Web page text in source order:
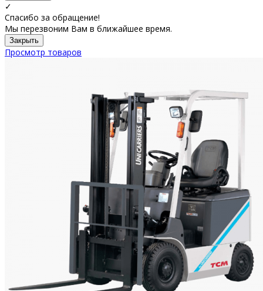
✓
Спасибо за обращение!
Мы перезвоним Вам в ближайшее время.
Закрыть
Просмотр товаров